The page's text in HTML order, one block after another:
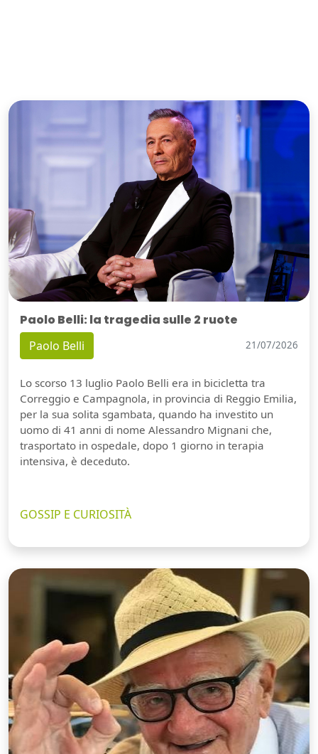
Paolo Belli: la tragedia sulle 2 ruote
Paolo Belli 21/07/2026
Lo scorso 13 luglio Paolo Belli era in bicicletta tra
Correggio e Campagnola, in provincia di Reggio Emilia,
per la sua solita sgambata, quando ha investito un
uomo di 41 anni di nome Alessandro Mignani che,
trasportato in ospedale, dopo 1 giorno in terapia
intensiva, è deceduto.
GOSSIP E CURIOSITÀ